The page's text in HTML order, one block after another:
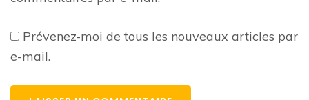
Prévenez-moi de tous les nouveaux articles par
e-mail.